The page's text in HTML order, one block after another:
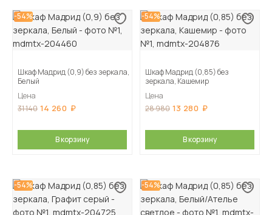
-54%
Шкаф Мадрид (0,9) без зеркала,
Белый
Цена
31 140 14 260
В корзину
-54%
Шкаф Мадрид (0,85) без
зеркала, Кашемир
Цена
28 980 13 280
В корзину
-54% -54%